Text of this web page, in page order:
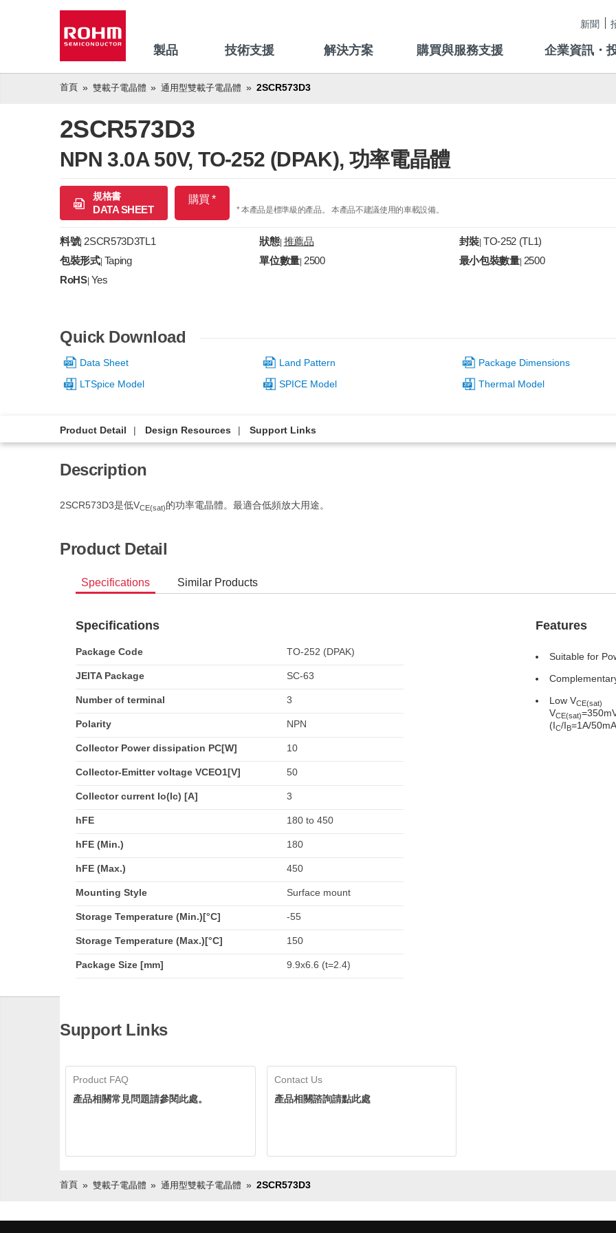
新聞
製品 技術支援 解決方案 購買與服務支援 企業資訊・
首頁 雙載子電晶體 通用型雙載子電晶體 2SCR573D3
2SCR573D3
NPN 3.0A 50V, TO-252 (DPAK), 功率電晶體
規格書
DATA SHEET
購買 *
* 本產品是標準級的產品。 本產品不建議使用的車載設備。
料號|2SCR573D3TL1 狀態| 推薦品 封裝 TO-252 (TL1)
包裝形式| Taping 單位數量 |2500 最小包裝數量| 2500
RoHS| Yes
Quick Download
Data Sheet Land Pattern
Package Dimensions
LTSpice Model
SPICE Model Thermal Model
Product Detail Design Resources Support Links
Description
2SCR573D3是低VCE(sat)的功率電晶體。最適合低頻放大用途。
Product Detail
Specifications Similar Products
Specifications
Package Code TO-252 (DPAK)
JEITA Package SC-63
Number of terminal 3
Polarity NPN
Collector Power dissipation PC[W] 10
Collector-Emitter voltage VCEO1[V] 50
Collector current Io(Ic) [A] 3
hFE 180 to 450
hFE (Min.) 180
hFE (Max.) 450
Mounting Style Surface mount
Storage Temperature (Min.)[°C] -55
Storage Temperature (Max.)[°C] 150
Package Size [mm] 9.9x6.6 (t=2.4)
Features
Suitable for
Low VCE(sat)
VCE(sat)
(IC/IB=1A/
Support Links
Product FAQ
產品相關常見問題請參閱此處。
Contact Us
產品相關諮詢請點此處
首頁 雙載子電晶體 通用型雙載子電晶體 2SCR573D3